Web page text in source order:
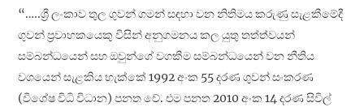
“…..ශ්‍රී ලංකාව තුල ගුවන් ගමන් සඳහා වන නිතිමය කරුණු සැළකීමේදී
ගුවන් ප්‍රවාහකයෙකු විසින් අනුගමනය කල යුතු තත්ත්වයන්
සම්බන්ධයෙන් සහ ඔවුන්ගේ වගකීම සම්බන්ධයෙන් වන නීතිය
වශයෙන් සැළකිය හැක්කේ 1992 අංක 55 දරණ ගුවන් සංකරණ
(විශේෂ විධි විධාන) පනත වේ. එම පනත 2010 අංක 14 දරණ සිවිල්